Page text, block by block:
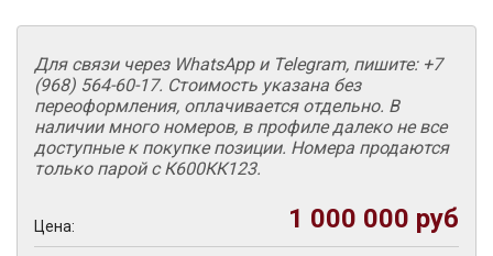
Для связи через WhatsApp и Telegram, пишите: +7
(968) 564-60-17. Стоимость указана без
переоформления, оплачивается отдельно. В
наличии много номеров, в профиле далеко не все
доступные к покупке позиции. Номера продаются
только парой с К600КК123.
Цена: 1 000 000 руб